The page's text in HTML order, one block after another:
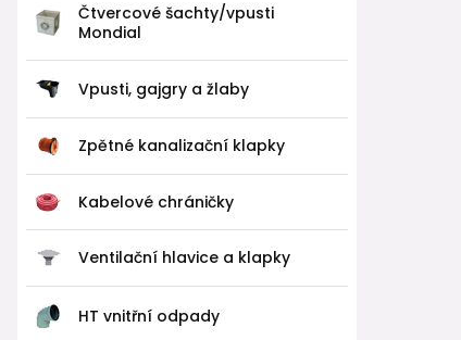
Čtvercové šachty/vpusti
Mondial
Vpusti, gajgry a žlaby
Zpětné kanalizační klapky
Kabelové chráničky
Ventilační hlavice a klapky
HT vnitřní odpady